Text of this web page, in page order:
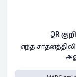
QR
எந்த